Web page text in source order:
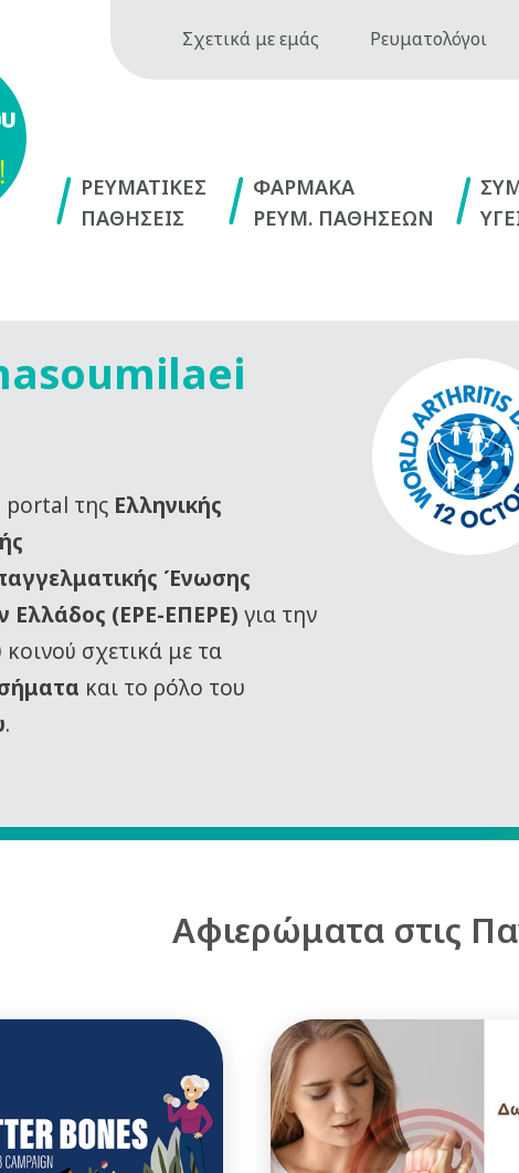
Σχετικά με εμάς Ρευματολόγοι
ΡΕΥΜΑΤΙΚΕΣ
ΠΑΘΗΣΕΙΣ
ΦΑΡΜΑΚΑ
ΡΕΥΜ. ΠΑΘΗΣΕΩΝ
portal της Ελληνικής
Ένωσης
Ελλάδος (ΕΡΕ-ΕΠΕΡΕ) για την
σχετικά με τα
και το ρόλο του
.
Αφιερώματα στις